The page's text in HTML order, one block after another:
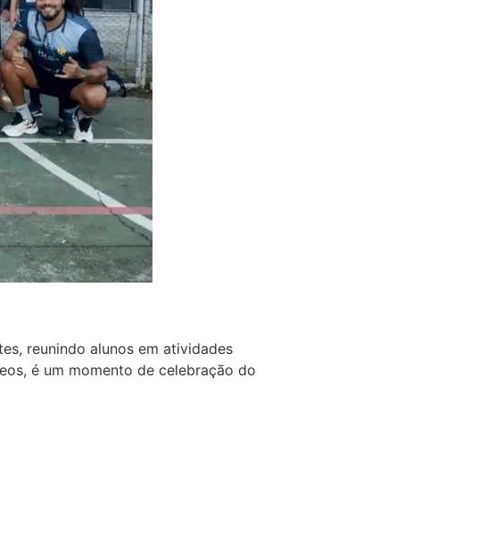
reunindo alunos em atividades
é um momento de celebração do